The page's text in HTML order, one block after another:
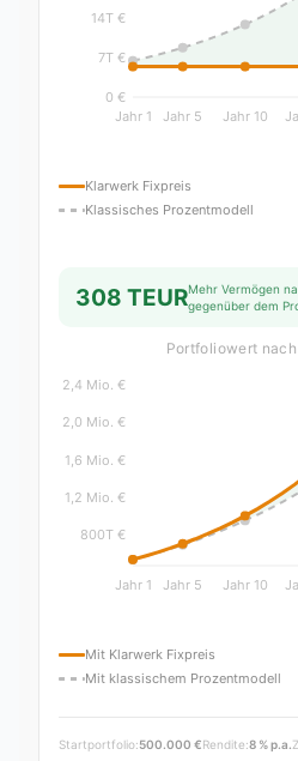
Klarwerk Fixpreis
Klassisches Prozentmodell
308 TEURMehr Vermögen
gegenüber dem
Portfoliowert
Mit Klarwerk Fixpreis
Mit klassischem Prozentmodell
Startportfolio:500.000 €Rendite:8 % p.a.